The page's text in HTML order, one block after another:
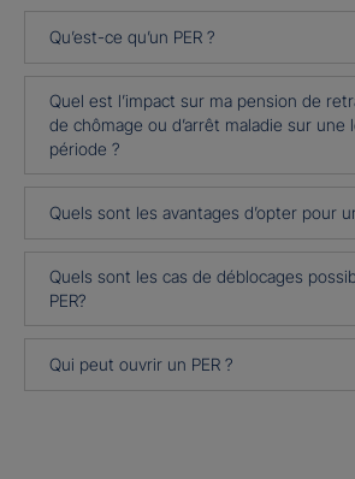
Qu’est-ce qu’un PER ?
Quel est l’impact sur ma pension de
de chômage ou d’arrêt maladie sur une
période ?
Quels sont les avantages d’opter pour
Quels sont les cas de déblocages
PER?
Qui peut ouvrir un PER ?